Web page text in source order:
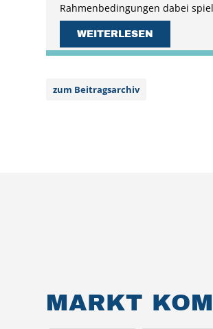
Rahmenbedingungen dabei
WEITERLESEN
zum Beitragsarchiv
MARKT